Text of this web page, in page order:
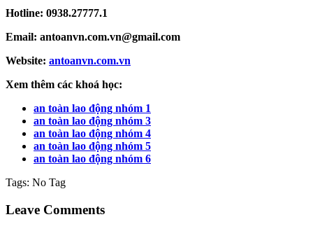
Hotline: 0938.27777.1
Email: antoanvn.com.vn@gmail.com
Website: antoanvn.com.vn
Xem thêm các khoá học:
an toàn lao động nhóm 1
an toàn lao động nhóm 3
an toàn lao động nhóm 4
an toàn lao động nhóm 5
an toàn lao động nhóm 6
Tags: No Tag
Leave Comments